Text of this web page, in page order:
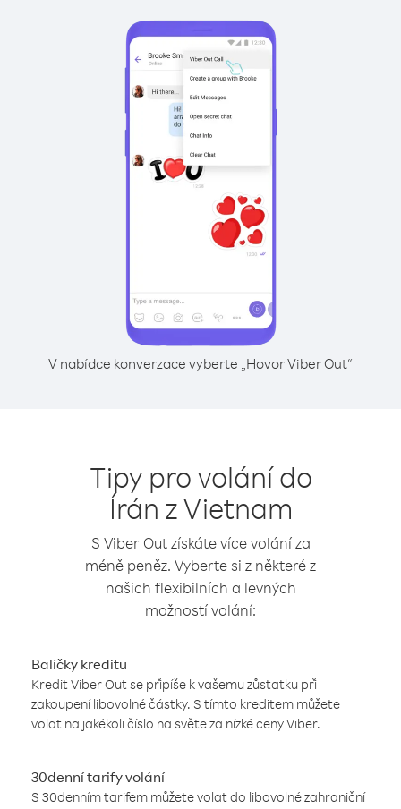
V nabídce konverzace vyberte „Hovor Viber Out“
Tipy pro volání do
Írán z Vietnam
S Viber Out získáte více volání za
méně peněz. Vyberte si z některé z
našich flexibilních a levných
možností volání:
Balíčky kreditu
Kredit Viber Out se připíše k vašemu zůstatku při
zakoupení libovolné částky. S tímto kreditem můžete
volat na jakékoli číslo na světe za nízké ceny Viber.
30denní tarify volání
S 30denním tarifem můžete volat do libovolné zahraniční